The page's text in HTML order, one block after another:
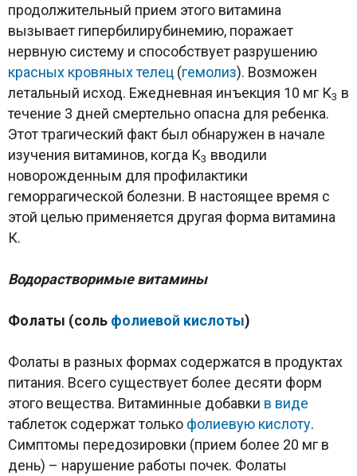
продолжительный прием этого витамина
вызывает гипербилирубинемию, поражает
нервную систему и способствует разрушению
красных кровяных телец (гемолиз). Возможен
летальный исход. Ежедневная инъекция 10 мг К3 в
течение 3 дней смертельно опасна для ребенка.
Этот трагический факт был обнаружен в начале
изучения витаминов, когда К3 вводили
новорожденным для профилактики
геморрагической болезни. В настоящее время с
этой целью применяется другая форма витамина
К.
Водорастворимые витамины
Фолаты (соль фолиевой кислоты)
Фолаты в разных формах содержатся в продуктах
питания. Всего существует более десяти форм
этого вещества. Витаминные добавки в виде
таблеток содержат только фолиевую кислоту.
Симптомы передозировки (прием более 20 мг в
день) – нарушение работы почек. Фолаты